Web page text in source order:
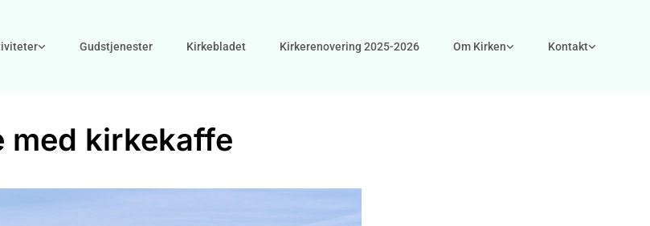
Gudstjenester Kirkebladet Kirkerenovering 2025-2026 Om Kirken Kontakt
med kirkekaffe